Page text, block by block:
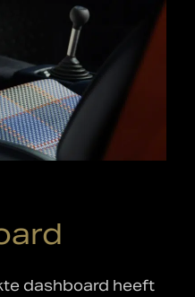
dashboard heeft